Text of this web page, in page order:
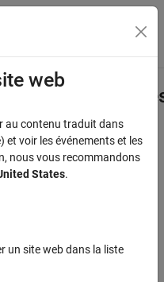
du menu
web
au contenu traduit dans
voir les événements et les
nous vous recommandons
States.
un site web dans la liste